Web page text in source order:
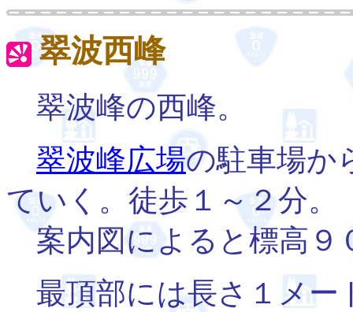
翠波西峰
翠波峰の西峰。
翠波峰広場の駐車場か
ていく。徒歩１～２分。
案内図によると標高９
最頂部には長さ１メー